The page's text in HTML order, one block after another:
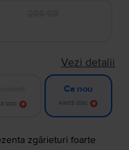
Vezi detalii
stoc
Ca nou
Alertă stoc
zgârieturi foarte